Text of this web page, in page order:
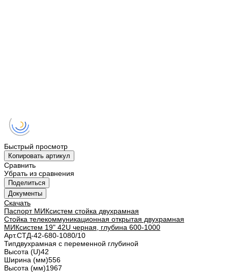
Быстрый просмотр
Копировать артикул
Сравнить
Убрать из сравнения
Поделиться
Документы
Скачать
Паспорт МИКсистем стойка двухрамная
Стойка телекоммуникационная открытая двухрамная
МИКсистем 19" 42U черная, глубина 600-1000
Арт.СТД-42-680-1080/10
Типдвухрамная с переменной глубиной
Высота (U)42
Ширина (мм)556
Высота (мм)1967